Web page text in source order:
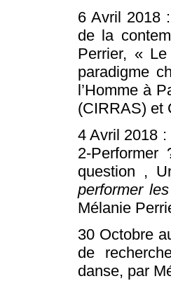
6 Avril 2018
de la
Perrier, «
paradigme
l’Homme à
(CIRRAS) et
4 Avril 2018
2-Performer
question ,
performer
Mélanie
30 Octobre
de
danse, par